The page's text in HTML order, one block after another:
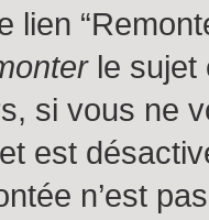
lien
le sujet
si vous ne
est
n’est